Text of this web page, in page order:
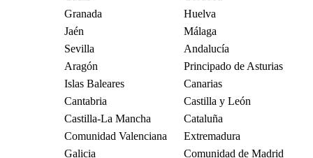
Granada
Huelva
Jaén
Málaga
Sevilla
Andalucía
Aragón
Principado de Asturias
Islas Baleares
Canarias
Cantabria
Castilla y León
Castilla-La Mancha
Cataluña
Comunidad Valenciana
Extremadura
Galicia
Comunidad de Madrid